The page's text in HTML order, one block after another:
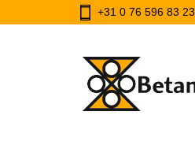
+31 0 76 596 83 23